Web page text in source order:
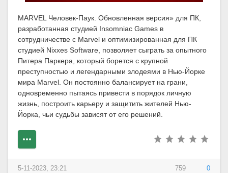
MARVEL Человек-Паук. Обновленная версия» для ПК,
разработанная студией Insomniac Games в
сотрудничестве с Marvel и оптимизированная для ПК
студией Nixxes Software, позволяет сыграть за опытного
Питера Паркера, который борется с крупной
преступностью и легендарными злодеями в Нью-Йорке
мира Marvel. Он постоянно балансирует на грани,
одновременно пытаясь привести в порядок личную
жизнь, построить карьеру и защитить жителей Нью-
Йорка, чьи судьбы зависят от его решений.
759 0
5-11-2023, 23:21